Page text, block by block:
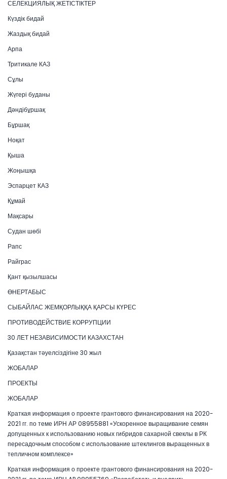
СЕЛЕКЦИЯЛЫҚ ЖЕТІСТІКТЕР
Күздік бидай
Жаздық бидай
Арпа
Тритикале КАЗ
Сұлы
Жүгері буданы
Дәндібұршақ
Бұршақ
Ноқат
Қыша
Жоңышқа
Эспарцет КАЗ
Құмай
Мақсары
Судан шөбі
Рапс
Райграс
Қант қызылшасы
ӨНЕРТАБЫС
СЫБАЙЛАС ЖЕМҚОРЛЫҚҚА ҚАРСЫ КҮРЕС
ПРОТИВОДЕЙСТВИЕ КОРРУПЦИИ
30 ЛЕТ НЕЗАВИСИМОСТИ КАЗАХСТАН
Қазақстан тәуелсіздігіне 30 жыл
ЖОБАЛАР
ПРОЕКТЫ
ЖОБАЛАР
Краткая информация о проекте грантового финансирования на 2020-
2021 гг. по теме ИРН АР 08955881 «Ускоренное выращивание семян
допущенных к использованию новых гибридов сахарной свеклы в РК
пересадочным способом с использование штеклингов выращенных в
тепличном комплексе»
Краткая информация о проекте грантового финансирования на 2020-